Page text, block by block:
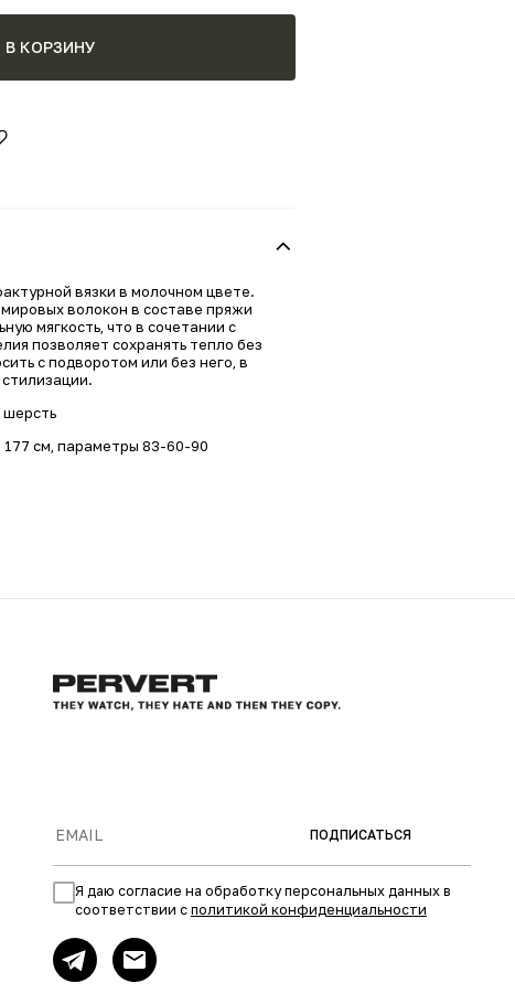
В КОРЗИНУ
вязки в молочном цвете.
волокон в составе пряжи
мягкость, что в сочетании с
позволяет сохранять тепло без
с подворотом или без него, в
шерсть
177 см, параметры 83-60-90
ПОДПИСАТЬСЯ
Я даю согласие на обработку персональных данных в
соответствии с политикой конфиденциальности